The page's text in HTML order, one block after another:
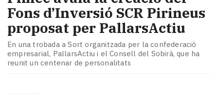
Fons d’Inversió SCR Pirineus
proposat per PallarsActiu
En una trobada a Sort organitzada per la confederació
empresarial, PallarsActiu i el Consell del Sobirà, que ha
reunit un centenar de personalitats